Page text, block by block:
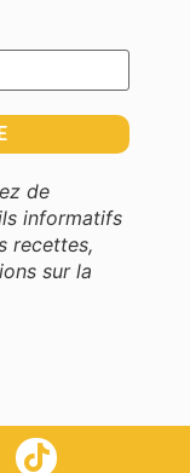
de
informatifs
recettes,
sur la